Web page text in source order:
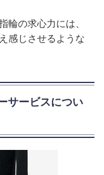
輪の求心力には、
感じさせるような
サービスについ